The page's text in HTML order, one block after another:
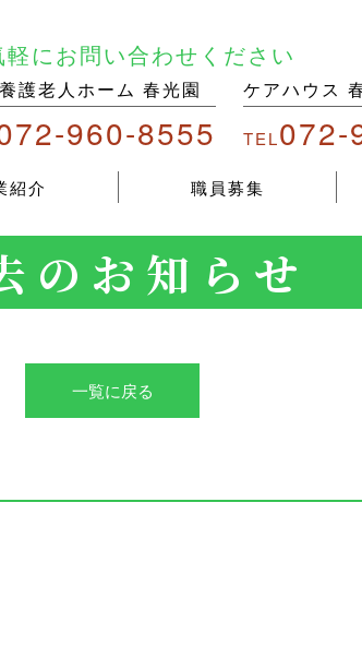
軽にお問い合わせください
護老人ホーム 春光園
960-8555
ケアハウス
TEL072-
紹介 職員募集
のお知らせ
一覧に戻る